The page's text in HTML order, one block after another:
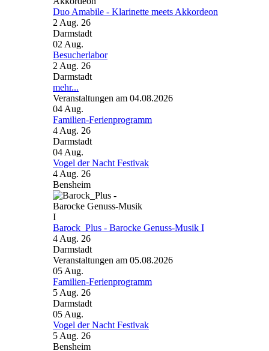
Duo Amabile - Klarinette meets Akkordeon
2 Aug. 26
Darmstadt
02 Aug.
Besucherlabor
2 Aug. 26
Darmstadt
mehr...
Veranstaltungen am 04.08.2026
04 Aug.
Familien-Ferienprogramm
4 Aug. 26
Darmstadt
04 Aug.
Vogel der Nacht Festivak
4 Aug. 26
Bensheim
Barock_Plus - Barocke Genuss-Musik I
4 Aug. 26
Darmstadt
Veranstaltungen am 05.08.2026
05 Aug.
Familien-Ferienprogramm
5 Aug. 26
Darmstadt
05 Aug.
Vogel der Nacht Festivak
5 Aug. 26
Bensheim